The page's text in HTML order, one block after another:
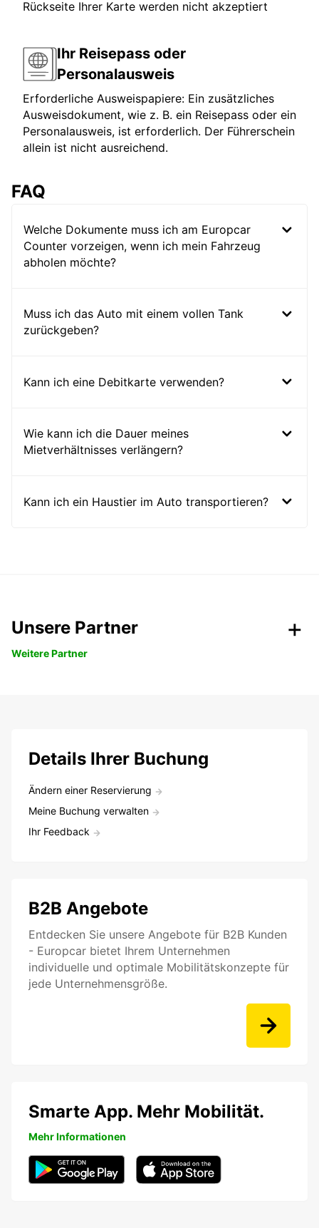
Rückseite Ihrer Karte werden nicht akzeptiert
Ihr Reisepass oder
Personalausweis
Erforderliche Ausweispapiere: Ein zusätzliches
Ausweisdokument, wie z. B. ein Reisepass oder ein
Personalausweis, ist erforderlich. Der Führerschein
allein ist nicht ausreichend.
FAQ
Welche Dokumente muss ich am Europcar
Counter vorzeigen, wenn ich mein Fahrzeug
abholen möchte?
Muss ich das Auto mit einem vollen Tank
zurückgeben?
Kann ich eine Debitkarte verwenden?
Wie kann ich die Dauer meines
Mietverhältnisses verlängern?
Kann ich ein Haustier im Auto transportieren?
Unsere Partner
Weitere Partner
Details Ihrer Buchung
Ändern einer Reservierung
Meine Buchung verwalten
Ihr Feedback
B2B Angebote
Entdecken Sie unsere Angebote für B2B Kunden
- Europcar bietet Ihrem Unternehmen
individuelle und optimale Mobilitätskonzepte für
jede Unternehmensgröße.
Smarte App. Mehr Mobilität.
Mehr Informationen